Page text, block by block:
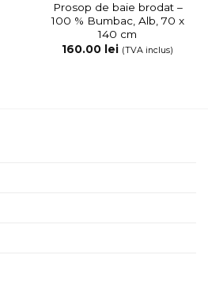
Prosop de baie brodat –
100 % Bumbac, Alb, 70 x
140 cm
160.00
lei (TVA inclus)